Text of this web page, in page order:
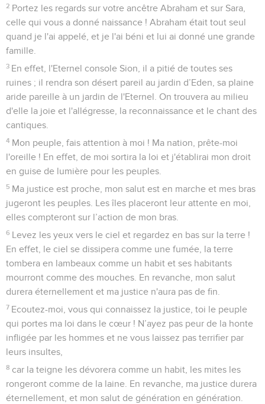
2 Portez les regards sur votre ancêtre Abraham et sur Sara,
celle qui vous a donné naissance ! Abraham était tout seul
quand je l'ai appelé, et je l'ai béni et lui ai donné une grande
famille.
3 En effet, l'Eternel console Sion, il a pitié de toutes ses
ruines ; il rendra son désert pareil au jardin d’Eden, sa plaine
aride pareille à un jardin de l'Eternel. On trouvera au milieu
d'elle la joie et l'allégresse, la reconnaissance et le chant des
cantiques.
4 Mon peuple, fais attention à moi ! Ma nation, prête-moi
l'oreille ! En effet, de moi sortira la loi et j'établirai mon droit
en guise de lumière pour les peuples.
5 Ma justice est proche, mon salut est en marche et mes bras
jugeront les peuples. Les îles placeront leur attente en moi,
elles compteront sur l’action de mon bras.
6 Levez les yeux vers le ciel et regardez en bas sur la terre !
En effet, le ciel se dissipera comme une fumée, la terre
tombera en lambeaux comme un habit et ses habitants
mourront comme des mouches. En revanche, mon salut
durera éternellement et ma justice n'aura pas de fin.
7 Ecoutez-moi, vous qui connaissez la justice, toi le peuple
qui portes ma loi dans le cœur ! N’ayez pas peur de la honte
infligée par les hommes et ne vous laissez pas terrifier par
leurs insultes,
8 car la teigne les dévorera comme un habit, les mites les
rongeront comme de la laine. En revanche, ma justice durera
éternellement, et mon salut de génération en génération.